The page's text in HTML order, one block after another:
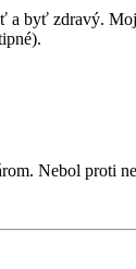
byť zdravý.
Nebol proti